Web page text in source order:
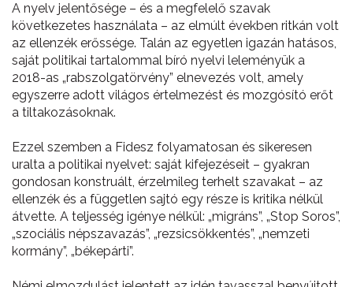
A nyelv jelentősége – és a megfelelő szavak
következetes használata – az elmúlt években ritkán volt
az ellenzék erőssége. Talán az egyetlen igazán hatásos,
saját politikai tartalommal bíró nyelvi leleményük a
2018-as „rabszolgatörvény” elnevezés volt, amely
egyszerre adott világos értelmezést és mozgósító erőt
a tiltakozásoknak.
Ezzel szemben a Fidesz folyamatosan és sikeresen
uralta a politikai nyelvet: saját kifejezéseit – gyakran
gondosan konstruált, érzelmileg terhelt szavakat – az
ellenzék és a független sajtó egy része is kritika nélkül
átvette. A teljesség igénye nélkül: „migráns”, „Stop Soros”,
„szociális népszavazás”, „rezsicsökkentés”, „nemzeti
kormány”, „békepárti”.